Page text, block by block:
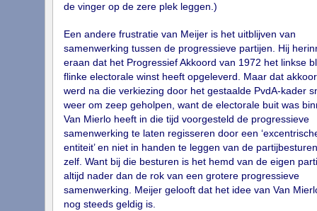
de vinger op de zere plek leggen.)
Een andere frustratie van Meijer is het uitblijven van
samenwerking tussen de progressieve partijen. Hij
eraan dat het Progressief Akkoord van 1972 het linkse
flinke electorale winst heeft opgeleverd. Maar dat
werd na die verkiezing door het gestaalde PvdA-kader
weer om zeep geholpen, want de electorale buit was
Van Mierlo heeft in die tijd voorgesteld de progressieve
samenwerking te laten regisseren door een
entiteit’ en niet in handen te leggen van de partijbesturen
zelf. Want bij die besturen is het hemd van de eigen
altijd nader dan de rok van een grotere progressieve
samenwerking. Meijer gelooft dat het idee van Van
nog steeds geldig is.